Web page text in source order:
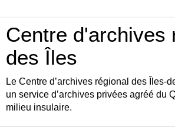
Centre d'archives
des Îles
Le Centre d’archives régional des Îles-
un service d’archives privées agréé du
milieu insulaire.